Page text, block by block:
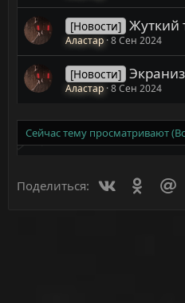
[Новости] Жуткий
Аластар 8 Сен 2024
[Новости]
Аластар 8 Сен 2024
Сейчас тему просматривают
Поделиться: Вконтакте